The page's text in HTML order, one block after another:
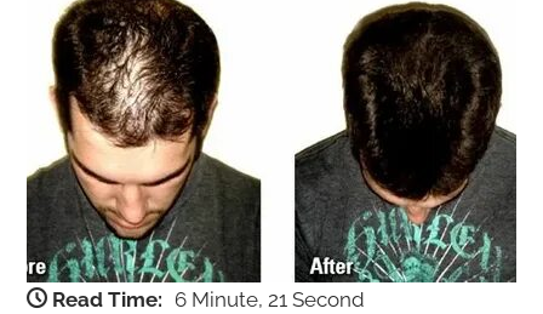
Read Time: 6 Minute, 21 Second